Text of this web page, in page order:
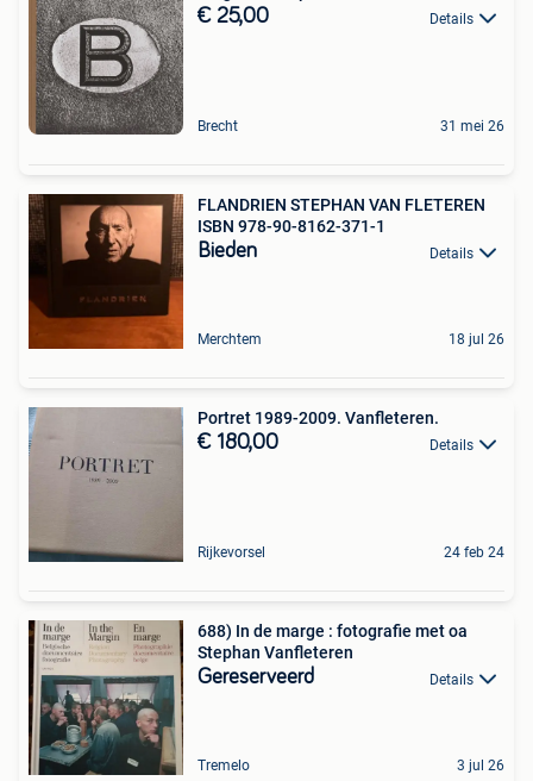
€ 25,00 Details
Brecht 31 mei 26
FLANDRIEN STEPHAN VAN FLETEREN
ISBN 978-90-8162-371-1
Bieden Details
Merchtem 18 jul 26
Portret 1989-2009. Vanfleteren.
€ 180,00 Details
Rijkevorsel 24 feb 24
688) In de marge : fotografie met oa
Stephan Vanfleteren
Gereserveerd Details
Tremelo 3 jul 26